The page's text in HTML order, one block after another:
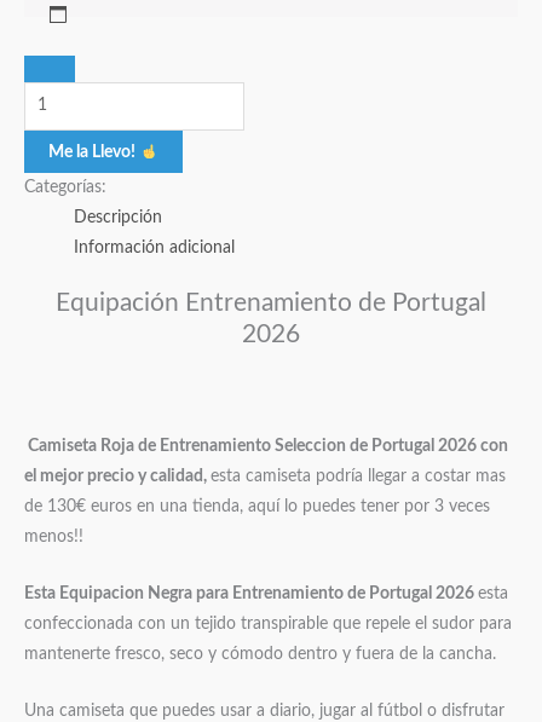
Me la Llevo!
Categorías:
Descripción
Información adicional
Equipación Entrenamiento de Portugal
2026
Camiseta Roja de Entrenamiento Seleccion de Portugal 2026 con
el mejor precio y calidad, esta camiseta podría llegar a costar mas
de 130€ euros en una tienda, aquí lo puedes tener por 3 veces
menos!!
Esta Equipacion Negra para Entrenamiento de Portugal 2026 esta
confeccionada con un tejido transpirable que repele el sudor para
mantenerte fresco, seco y cómodo dentro y fuera de la cancha.
Una camiseta que puedes usar a diario, jugar al fútbol o disfrutar